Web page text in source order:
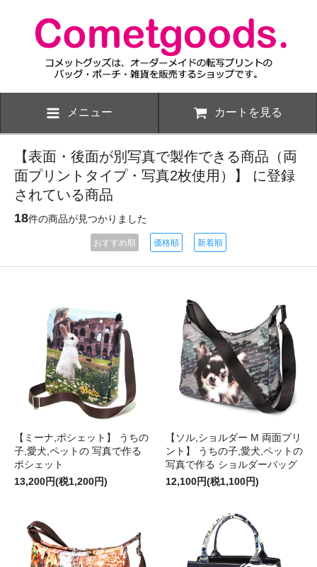
メニュー カートを見る
【表面・後面が別写真で製作できる商品（両
面プリントタイプ・写真2枚使用）】 に登録
されている商品
18件の商品が見つかりました
おすすめ順 価格順 新着順
【ミーナ,ポシェット】 うちの
子,愛犬,ペットの 写真で作る
ポシェット
13,200円(税1,200円)
【ソル,ショルダー M 両面プリ
ント】 うちの子,愛犬,ペットの
写真で作る ショルダーバッグ
12,100円(税1,100円)